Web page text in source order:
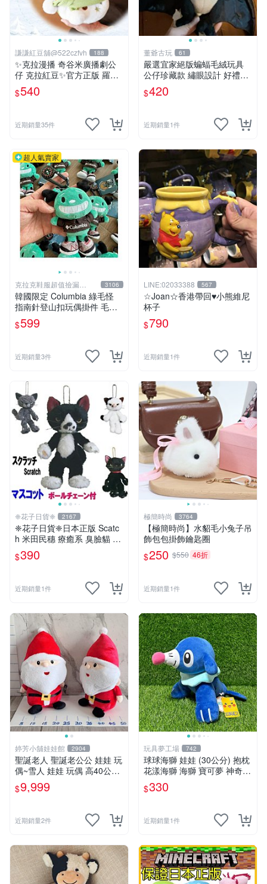
謙謙紅豆舖@522czfvh 188
✨克拉漫播 奇谷米廣播劇公
仔 克拉紅豆✨官方正版 羅小
黑戰記暖暖雪人毛絨包
$540
近期銷量35件
董爺古玩 61
嚴選宜家絕版蝙蝠毛絨玩具
公仔珍藏款 繡眼設計 好禮推
薦 蝙蝠玩偶 宜家稀有 毛絨收
藏 宜家玩具 毛絨公仔 絕版玩
$420
近期銷量1件
超人氣賣家
克拉克鞋服超值撿漏
KLKXF
3106
韓國限定 Columbia 綠毛怪
指南針登山扣玩偶掛件 毛絨
玩具
$599
近期銷量3件
LINE:02033388 567
☆Joan☆香港帶回♥小熊維尼
杯子
$790
近期銷量1件
❈花子日貨❈ 2167
❈花子日貨❈日本正版 Scatc
h 米田民穗 療癒系 臭臉貓 抓
抓貓 玩偶吊飾 生日禮物 交換
禮物
$390
近期銷量1件
極簡時尚 3764
【極簡時尚】水貂毛小兔子吊
飾包包掛飾鑰匙圈
$250 $550 46折
近期銷量1件
婷芳小舖娃娃館 2904
聖誕老人 聖誕老公公 娃娃 玩
偶~雪人 娃娃 玩偶 高40公分
聖誕老公公 交換禮物 聖誕娃
娃娃 耶誕禮物 聖誕節擺飾 全
$9,999
近期銷量2件
玩具夢工場 742
球球海獅 娃娃 (30公分) 抱枕
花漾海獅 海獅 寶可夢 神奇寶
貝
$330
近期銷量1件